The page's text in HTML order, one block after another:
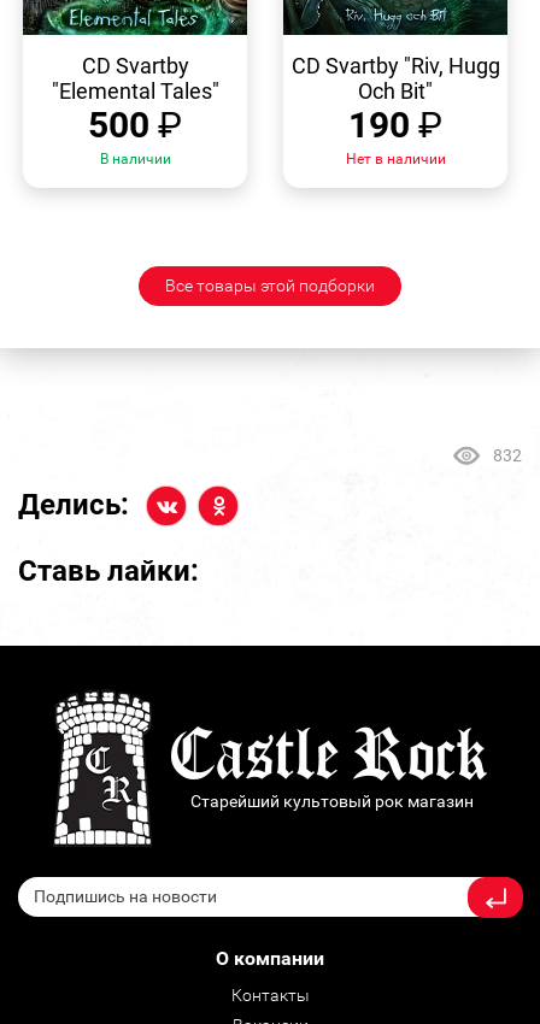
ПРОСМОТР
CD Svartby
"Elemental Tales"
500 ₽
В наличии
ПРОСМОТР
CD Svartby "Riv, Hugg
Och Bit"
190 ₽
Нет в наличии
Все товары этой подборки
832
Делись:
Ставь лайки:
Старейший культовый рок магазин
О компании
Контакты